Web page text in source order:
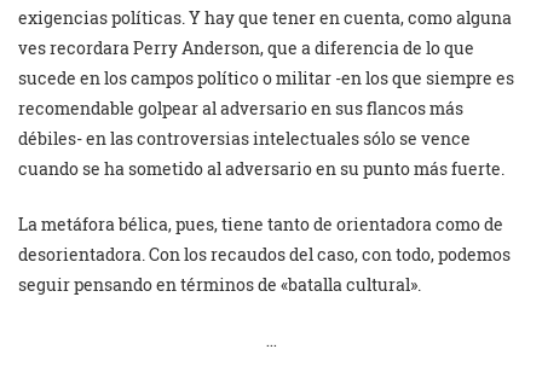
exigencias políticas. Y hay que tener en cuenta, como alguna
ves recordara Perry Anderson, que a diferencia de lo que
sucede en los campos político o militar -en los que siempre es
recomendable golpear al adversario en sus flancos más
débiles- en las controversias intelectuales sólo se vence
cuando se ha sometido al adversario en su punto más fuerte.
La metáfora bélica, pues, tiene tanto de orientadora como de
desorientadora. Con los recaudos del caso, con todo, podemos
seguir pensando en términos de «batalla cultural».
…